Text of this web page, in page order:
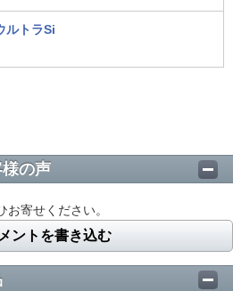
ルトラSi
の声
寄せください。
ントを書き込む